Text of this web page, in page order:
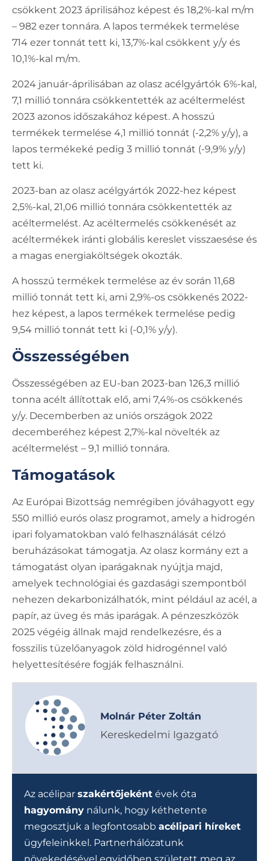
csökkent 2023 áprilisához képest és 18,2%-kal m/m
– 982 ezer tonnára. A lapos termékek termelése
714 ezer tonnát tett ki, 13,7%-kal csökkent y/y és
10,1%-kal m/m.
2024 január-áprilisában az olasz acélgyártók 6%-kal,
7,1 millió tonnára csökkentették az acéltermelést
2023 azonos időszakához képest. A hosszú
termékek termelése 4,1 millió tonnát (-2,2% y/y), a
lapos termékeké pedig 3 millió tonnát (-9,9% y/y)
tett ki.
2023-ban az olasz acélgyártók 2022-hez képest
2,5%-kal, 21,06 millió tonnára csökkentették az
acéltermelést. Az acéltermelés csökkenését az
acéltermékek iránti globális kereslet visszaesése és
a magas energiaköltségek okozták.
A hosszú termékek termelése az év során 11,68
millió tonnát tett ki, ami 2,9%-os csökkenés 2022-
hez képest, a lapos termékek termelése pedig
9,54 millió tonnát tett ki (-0,1% y/y).
Összességében
Összességében az EU-ban 2023-ban 126,3 millió
tonna acélt állítottak elő, ami 7,4%-os csökkenés
y/y. Decemberben az uniós országok 2022
decemberéhez képest 2,7%-kal növelték az
acéltermelést – 9,1 millió tonnára.
Támogatások
Az Európai Bizottság nemrégiben jóváhagyott egy
550 millió eurós olasz programot, amely a hidrogén
ipari folyamatokban való felhasználását célzó
beruházásokat támogatja. Az olasz kormány ezt a
támogatást olyan iparágaknak nyújtja majd,
amelyek technológiai és gazdasági szempontból
nehezen dekarbonizálhatók, mint például az acél, a
papír, az üveg és más iparágak. A pénzeszközök
2025 végéig állnak majd rendelkezésre, és a
fosszilis tüzelőanyagok zöld hidrogénnel való
helyettesítésére fogják felhasználni.
Molnár Péter Zoltán
Kereskedelmi Igazgató
Az acélipar szakértőjeként évek óta
hagyomány nálunk, hogy kéthetente
megosztjuk a legfontosabb acélipari híreket
ügyfeleinkkel. Partnerhálózatunk
növekedésével egyidőben született meg az